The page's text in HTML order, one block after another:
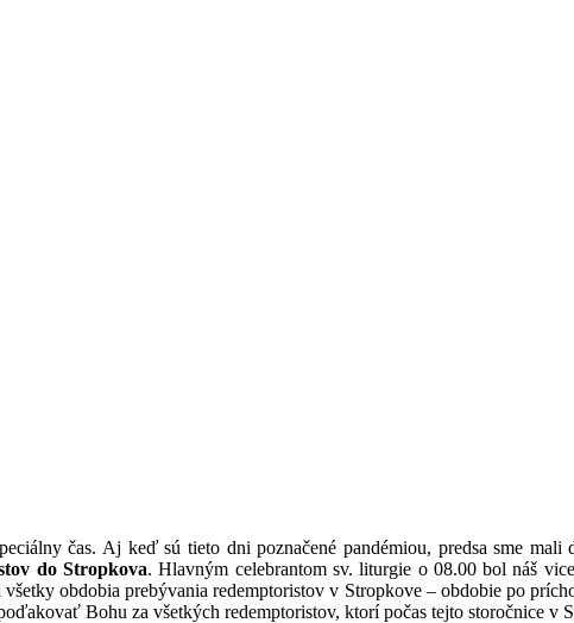
čas. Aj keď sú tieto dni poznačené pandémiou, predsa sme
do Stropkova. Hlavným celebrantom sv. liturgie o 08.00 bol náš
obdobia prebývania redemptoristov v Stropkove – obdobie po
Bohu za všetkých redemptoristov, ktorí počas tejto storočnice v